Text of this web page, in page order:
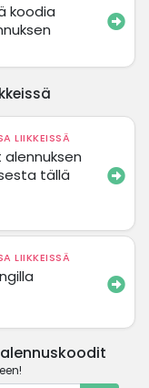
koodia
LIIKKEISSÄ
tällä
LIIKKEISSÄ